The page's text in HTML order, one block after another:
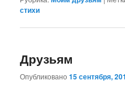
стихи
Друзьям
Опубликовано15 сентября,